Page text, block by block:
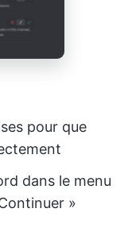
pour que
dans le menu
»